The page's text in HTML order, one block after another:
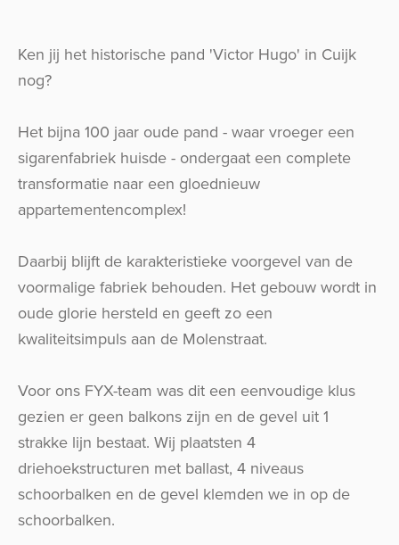
Ken jij het historische pand 'Victor Hugo' in Cuijk
nog?
Het bijna 100 jaar oude pand - waar vroeger een
sigarenfabriek huisde - ondergaat een complete
transformatie naar een gloednieuw
appartementencomplex!
Daarbij blijft de karakteristieke voorgevel van de
voormalige fabriek behouden. Het gebouw wordt in
oude glorie hersteld en geeft zo een
kwaliteitsimpuls aan de Molenstraat.
Voor ons FYX-team was dit een eenvoudige klus
gezien er geen balkons zijn en de gevel uit 1
strakke lijn bestaat. Wij plaatsten 4
driehoekstructuren met ballast, 4 niveaus
schoorbalken en de gevel klemden we in op de
schoorbalken.